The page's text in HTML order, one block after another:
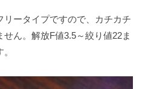
リータイプですので、カチカチ
ん。解放F値3.5～絞り値22ま